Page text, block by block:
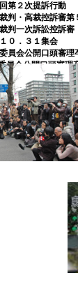
第２次提訴行動
・高裁控訴審第
判一次訴訟控訴審
０．３１集会
員会公開口頭審理
員会公開口頭審理
員会公開口頭審理
員会公開口頭審理
判一次訴訟控訴審
２次訴訟第１回口